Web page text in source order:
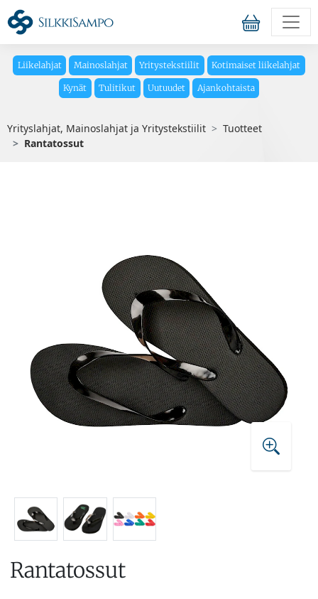
Liikelahjat Mainoslahjat Yritystekstiilit Kotimaiset liikelahjat
Kynät Tulitikut Uutuudet Ajankohtaista
Yrityslahjat, Mainoslahjat ja Yritystekstiilit
Tuotteet
Rantatossut
Rantatossut